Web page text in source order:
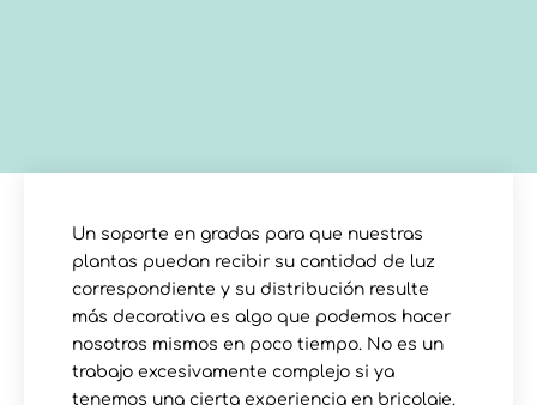
Un soporte en gradas para que nuestras
plantas puedan recibir su cantidad de luz
correspondiente y su distribución resulte
más decorativa es algo que podemos hacer
nosotros mismos en poco tiempo. No es un
trabajo excesivamente complejo si ya
tenemos una cierta experiencia en bricolaje.